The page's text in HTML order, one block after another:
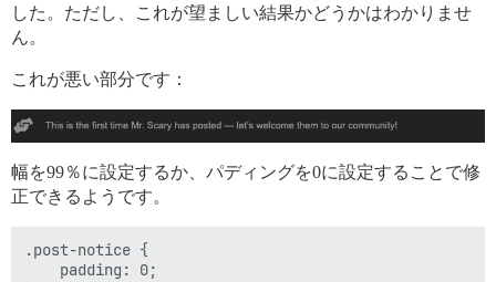
した。ただし、これが望ましい結果かどうかはわかりませ
ん。
これが悪い部分です：
幅を99％に設定するか、パディングを0に設定することで修
正できるようです。
.post-notice {
    padding: 0;